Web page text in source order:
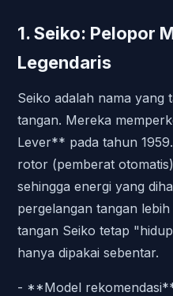
1. Seiko: Pelopor
Legendaris
Seiko adalah nama yang
tangan. Mereka
Lever** pada tahun
rotor (pemberat
sehingga energi yang
pergelangan tangan
tangan Seiko tetap
hanya dipakai sebentar.
- **Model